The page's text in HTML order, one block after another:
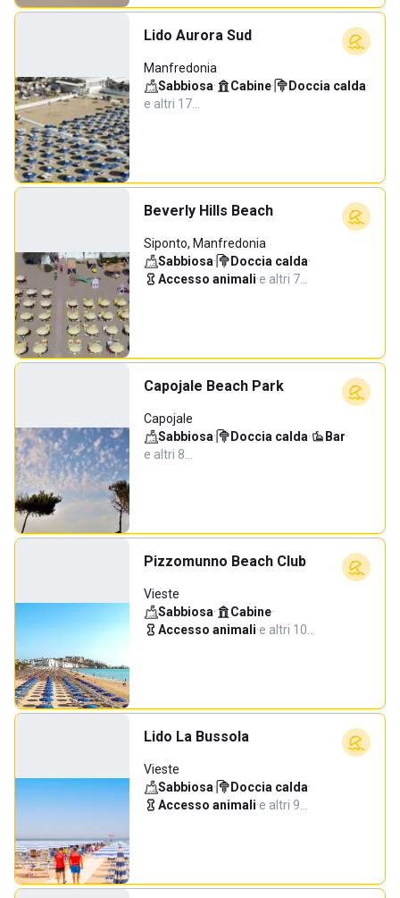
Lido Aurora Sud
Manfredonia
Sabbiosa· Cabine· Doccia calda·
e altri 17…
Beverly Hills Beach
Siponto, Manfredonia
Sabbiosa· Doccia calda·
Accesso animali·e altri 7…
Capojale Beach Park
Capojale
Sabbiosa· Doccia calda· Bar·
e altri 8…
Pizzomunno Beach Club
Vieste
Sabbiosa· Cabine·
Accesso animali·e altri 10…
Lido La Bussola
Vieste
Sabbiosa· Doccia calda·
Accesso animali·e altri 9…